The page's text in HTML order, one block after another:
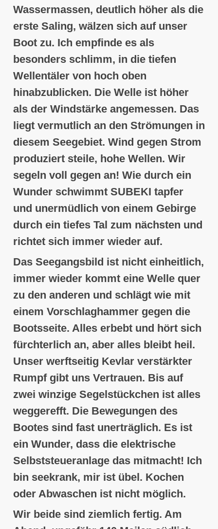
Wassermassen, deutlich höher als die
erste Saling, wälzen sich auf unser
Boot zu. Ich empfinde es als
besonders schlimm, in die tiefen
Wellentäler von hoch oben
hinabzublicken. Die Welle ist höher
als der Windstärke angemessen. Das
liegt vermutlich an den Strömungen in
diesem Seegebiet. Wind gegen Strom
produziert steile, hohe Wellen. Wir
segeln voll gegen an! Wie durch ein
Wunder schwimmt SUBEKI tapfer
und unermüdlich von einem Gebirge
durch ein tiefes Tal zum nächsten und
richtet sich immer wieder auf.
Das Seegangsbild ist nicht einheitlich,
immer wieder kommt eine Welle quer
zu den anderen und schlägt wie mit
einem Vorschlaghammer gegen die
Bootsseite. Alles erbebt und hört sich
fürchterlich an, aber alles bleibt heil.
Unser werftseitig Kevlar verstärkter
Rumpf gibt uns Vertrauen. Bis auf
zwei winzige Segelstückchen ist alles
weggerefft. Die Bewegungen des
Bootes sind fast unerträglich. Es ist
ein Wunder, dass die elektrische
Selbststeueranlage das mitmacht! Ich
bin seekrank, mir ist übel. Kochen
oder Abwaschen ist nicht möglich.
Wir beide sind ziemlich fertig. Am